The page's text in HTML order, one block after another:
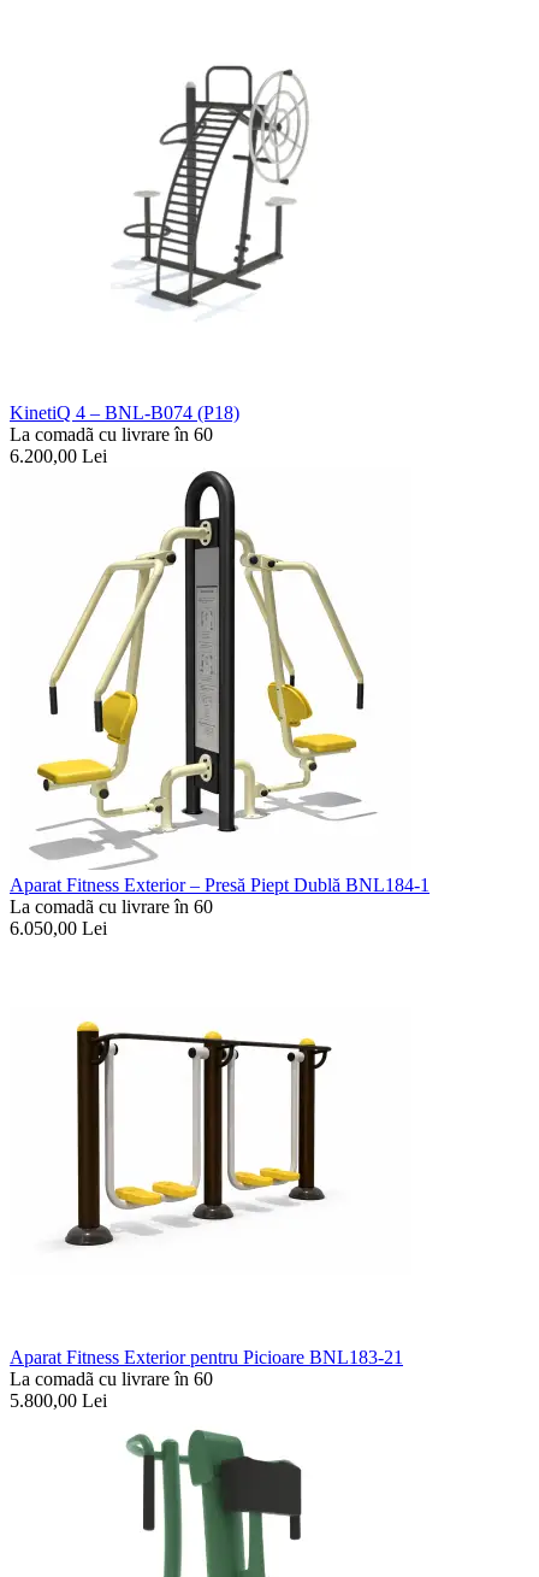
KinetiQ 4 – BNL-B074 (P18)
La comadã cu livrare în 60
6.200,00 Lei
Aparat Fitness Exterior – Presă Piept Dublă BNL184-1
La comadã cu livrare în 60
6.050,00 Lei
Aparat Fitness Exterior pentru Picioare BNL183-21
La comadã cu livrare în 60
5.800,00 Lei